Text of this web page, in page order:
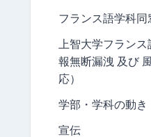
フランス語学科同
上智大学フラン
報無断漏洩 及び
応）
学部・学科の動き
宣伝